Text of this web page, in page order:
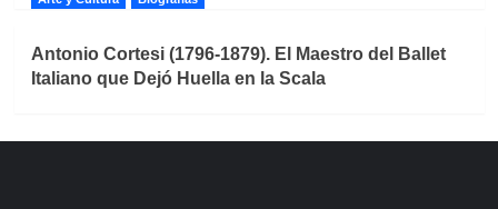
Antonio Cortesi (1796-1879). El Maestro del Ballet
Italiano que Dejó Huella en la Scala